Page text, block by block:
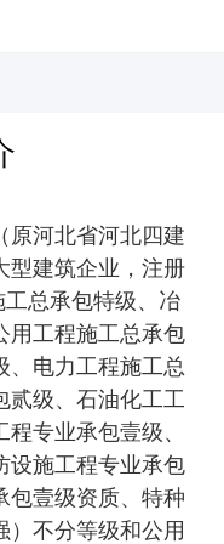
河北省河北四建
型建筑企业，注册
总承包特级、冶
用工程施工总承包
、电力工程施工总
贰级、石油化工工
专业承包壹级、
设施工程专业承包
包壹级资质、特种
）不分等级和公用